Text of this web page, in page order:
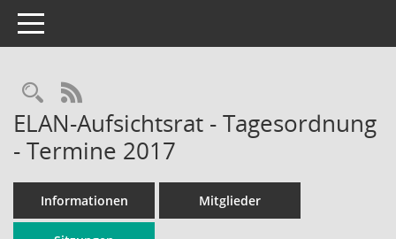
Toggle navigation
Rechercheauswahl
RSS-Feed
ELAN-Aufsichtsrat - Tagesordnung
- Termine 2017
Informationen Mitglieder